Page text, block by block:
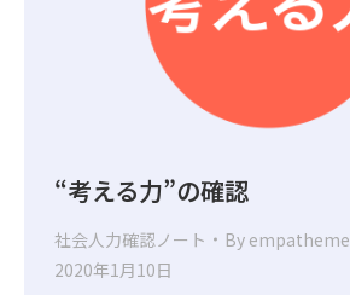
“考える力”の確認
社会人力確認ノート By empatheme
2020年1月10日